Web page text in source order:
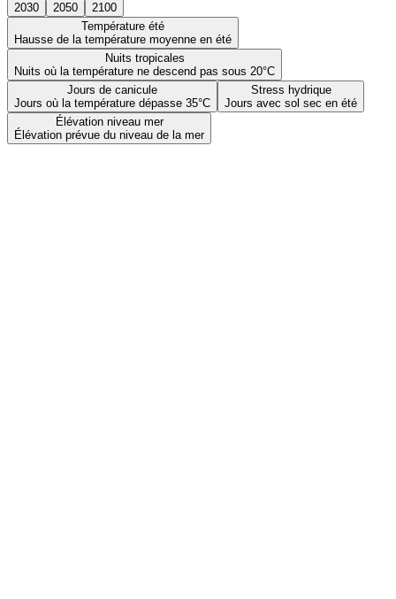
2030 2050
2100
Température été
Hausse de la température moyenne en été
Nuits tropicales
Nuits où la température ne descend pas sous 20°C
Jours de canicule
Jours où la température dépasse 35°C
Stress hydrique
Jours avec sol sec en été
Élévation niveau mer
Élévation prévue du niveau de la mer